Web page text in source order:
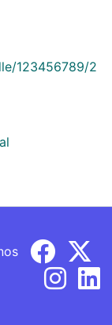
123456789/2